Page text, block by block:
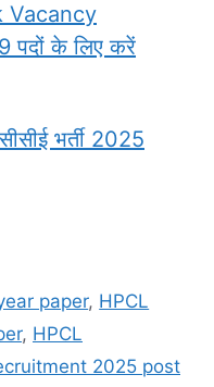
Vacancy
पदों के लिए करें
भर्ती 2025
paper, HPCL
, HPCL
2025 post